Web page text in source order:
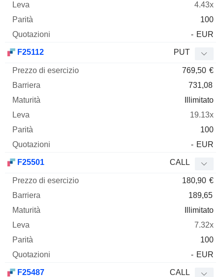
4.43x
100
- EUR
F25112 PUT
769,50 €
731,08
Illimitato
19.13x
100
- EUR
F25501 CALL
180,90 €
189,65
Illimitato
7.32x
100
- EUR
F25487 CALL